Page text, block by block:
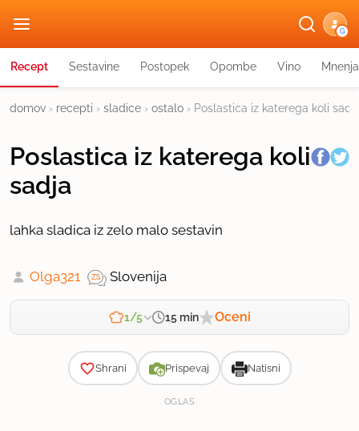
G
Recept Sestavine Postopek Opombe Vino Mnenja
domov › recepti › sladice › ostalo › Poslastica iz katerega koli
Poslastica iz katerega koli
sadja
lahka sladica iz zelo malo sestavin
Olga321 Slovenija
1/5 15 min Oceni
Shrani Prispevaj Natisni
OGLAS